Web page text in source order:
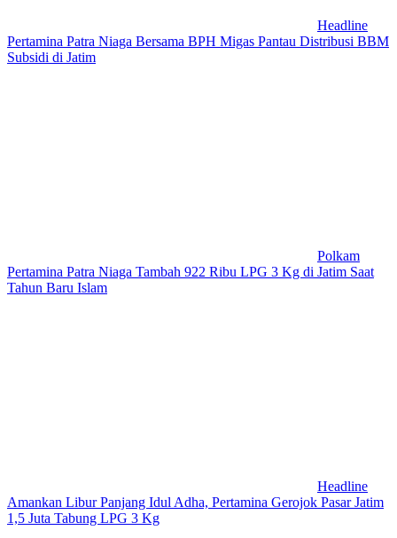
Headline
Pertamina Patra Niaga Bersama BPH Migas Pantau Distribusi BBM
Subsidi di Jatim
Polkam
Pertamina Patra Niaga Tambah 922 Ribu LPG 3 Kg di Jatim Saat
Tahun Baru Islam
Headline
Amankan Libur Panjang Idul Adha, Pertamina Gerojok Pasar Jatim
1,5 Juta Tabung LPG 3 Kg